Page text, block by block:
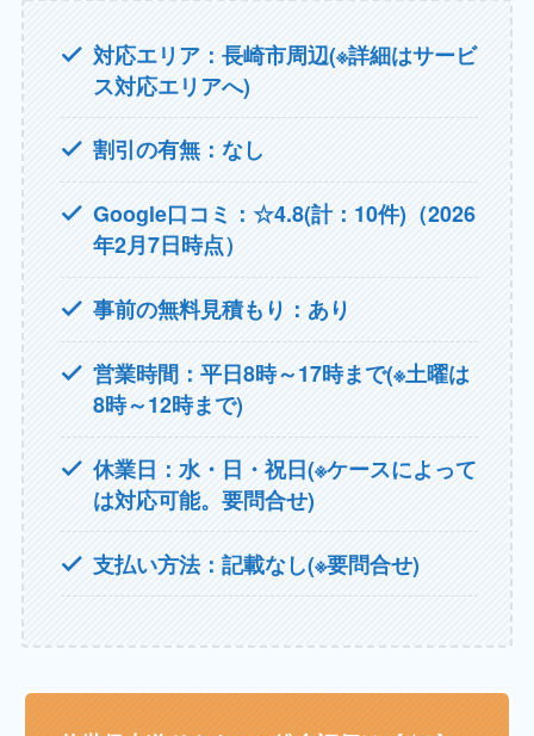
対応エリア：長崎市周辺(※詳細はサービ
ス対応エリアへ)
割引の有無：なし
Google口コミ：☆4.8(計：10件)（2026
年2月7日時点）
事前の無料見積もり：あり
営業時間：平日8時～17時まで(※土曜は
8時～12時まで)
休業日：水・日・祝日(※ケースによって
は対応可能。要問合せ)
支払い方法：記載なし(※要問合せ)